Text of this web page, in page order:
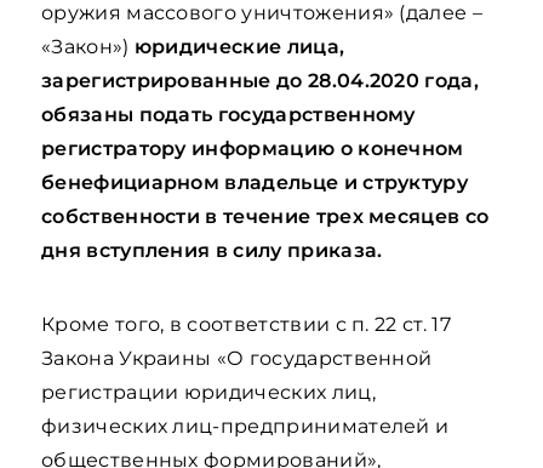
оружия массового уничтожения» (далее –
«Закон») юридические лица,
зарегистрированные до 28.04.2020 года,
обязаны подать государственному
регистратору информацию о конечном
бенефициарном владельце и структуру
собственности в течение трех месяцев со
дня вступления в силу приказа.
Кроме того, в соответствии с п. 22 ст. 17
Закона Украины «О государственной
регистрации юридических лиц,
физических лиц-предпринимателей и
общественных формирований»,